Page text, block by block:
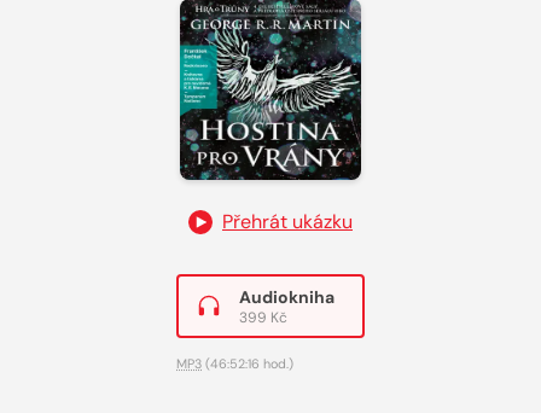
Přehrát ukázku
Audiokniha
399 Kč
MP3 (46:52:16 hod.)